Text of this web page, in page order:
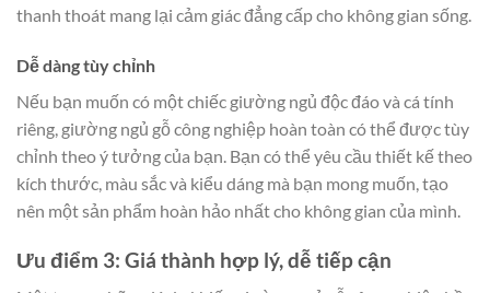
thanh thoát mang lại cảm giác đẳng cấp cho không gian sống.
Dễ dàng tùy chỉnh
Nếu bạn muốn có một chiếc giường ngủ độc đáo và cá tính
riêng, giường ngủ gỗ công nghiệp hoàn toàn có thể được tùy
chỉnh theo ý tưởng của bạn. Bạn có thể yêu cầu thiết kế theo
kích thước, màu sắc và kiểu dáng mà bạn mong muốn, tạo
nên một sản phẩm hoàn hảo nhất cho không gian của mình.
Ưu điểm 3: Giá thành hợp lý, dễ tiếp cận